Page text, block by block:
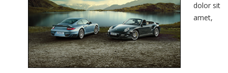
dolor sit
amet,